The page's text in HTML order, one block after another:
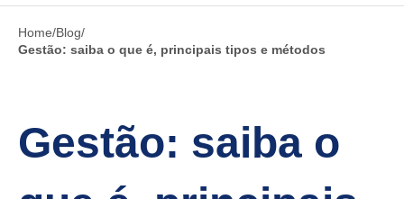
Home Blog
Gestão: saiba o que é, principais tipos e métodos
Gestão: saiba o